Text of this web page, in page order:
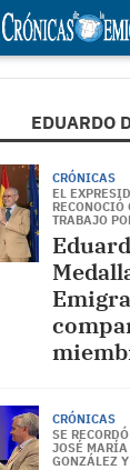
EDUARDO
CRÓNICAS
EL
TRABAJO
CRÓNICAS
SE
JOSÉ MARÍA
GONZÁLEZ